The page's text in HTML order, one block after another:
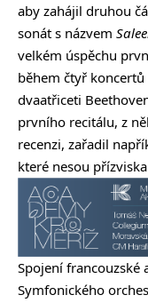
aby zahájil druhou
sonát s názvem
velkém úspěchu
během čtyř
dvaatřiceti
prvního recitálu, z
recenzi, zařadil
které nesou přízviska
Spojení francouzské
Symfonického